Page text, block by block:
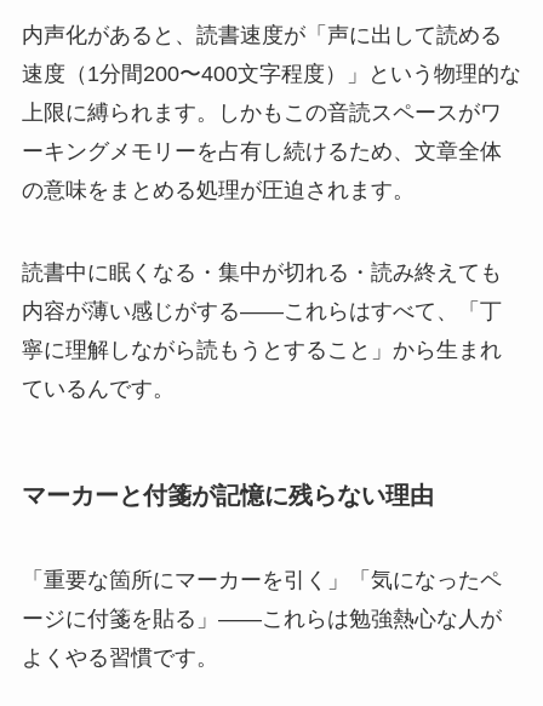
内声化があると、読書速度が「声に出して読める
速度（1分間200〜400文字程度）」という物理的な
上限に縛られます。しかもこの音読スペースがワ
ーキングメモリーを占有し続けるため、文章全体
の意味をまとめる処理が圧迫されます。
読書中に眠くなる・集中が切れる・読み終えても
内容が薄い感じがする——これらはすべて、「丁
寧に理解しながら読もうとすること」から生まれ
ているんです。
マーカーと付箋が記憶に残らない理由
「重要な箇所にマーカーを引く」「気になったペ
ージに付箋を貼る」——これらは勉強熱心な人が
よくやる習慣です。